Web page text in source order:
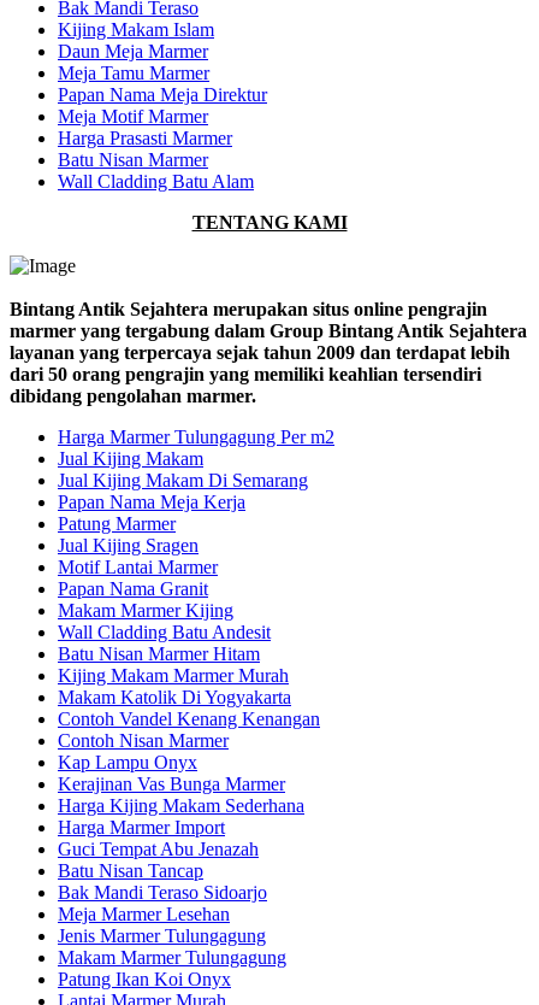
Bak Mandi Teraso
Kijing Makam Islam
Daun Meja Marmer
Meja Tamu Marmer
Papan Nama Meja Direktur
Meja Motif Marmer
Harga Prasasti Marmer
Batu Nisan Marmer
Wall Cladding Batu Alam
TENTANG KAMI
Bintang Antik Sejahtera merupakan situs online pengrajin
marmer yang tergabung dalam Group Bintang Antik Sejahtera
layanan yang terpercaya sejak tahun 2009 dan terdapat lebih
dari 50 orang pengrajin yang memiliki keahlian tersendiri
dibidang pengolahan marmer.
Harga Marmer Tulungagung Per m2
Jual Kijing Makam
Jual Kijing Makam Di Semarang
Papan Nama Meja Kerja
Patung Marmer
Jual Kijing Sragen
Motif Lantai Marmer
Papan Nama Granit
Makam Marmer Kijing
Wall Cladding Batu Andesit
Batu Nisan Marmer Hitam
Kijing Makam Marmer Murah
Makam Katolik Di Yogyakarta
Contoh Vandel Kenang Kenangan
Contoh Nisan Marmer
Kap Lampu Onyx
Kerajinan Vas Bunga Marmer
Harga Kijing Makam Sederhana
Harga Marmer Import
Guci Tempat Abu Jenazah
Batu Nisan Tancap
Bak Mandi Teraso Sidoarjo
Meja Marmer Lesehan
Jenis Marmer Tulungagung
Makam Marmer Tulungagung
Patung Ikan Koi Onyx
Lantai Marmer Murah